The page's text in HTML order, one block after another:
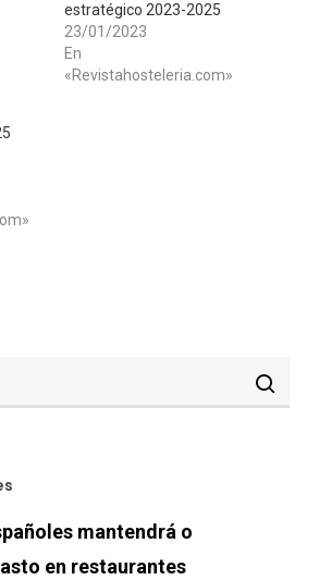
estratégico 2023-2025
23/01/2023
En
«Revistahosteleria.com»
mantendrá o
en restaurantes